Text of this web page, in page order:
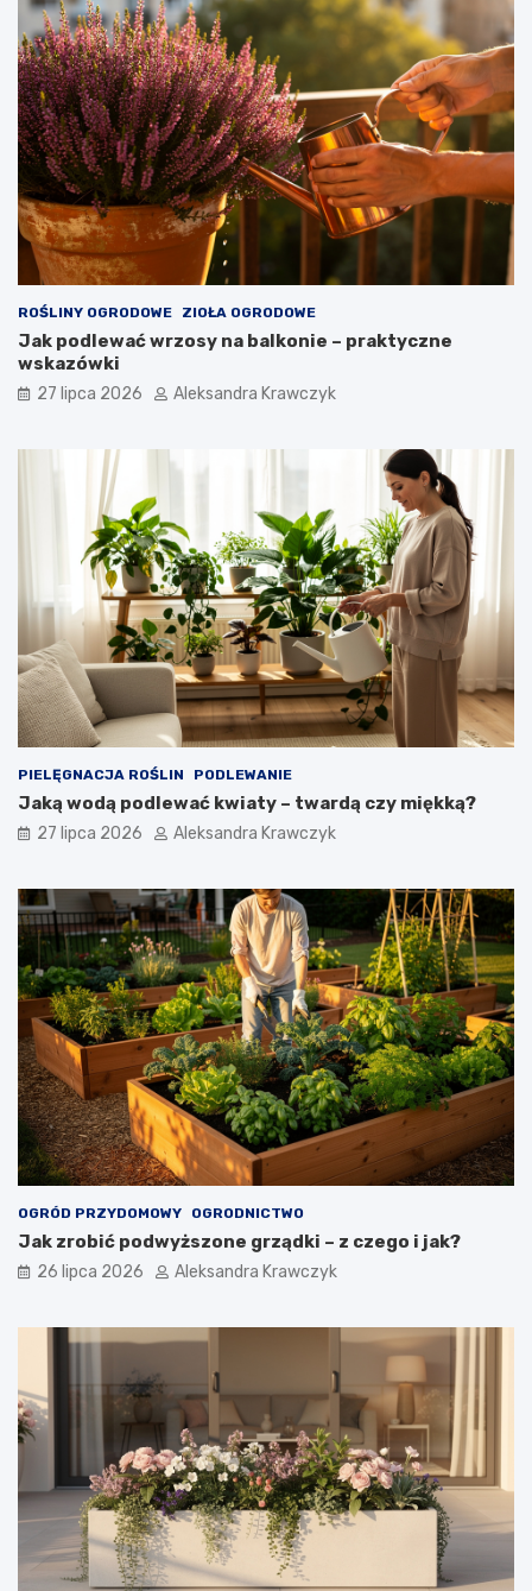
ROŚLINY OGRODOWE ZIOŁA OGRODOWE
Jak podlewać wrzosy na balkonie – praktyczne
wskazówki
27 lipca 2026 Aleksandra Krawczyk
PIELĘGNACJA ROŚLIN PODLEWANIE
Jaką wodą podlewać kwiaty – twardą czy miękką?
27 lipca 2026 Aleksandra Krawczyk
OGRÓD PRZYDOMOWY OGRODNICTWO
Jak zrobić podwyższone grządki – z czego i jak?
26 lipca 2026 Aleksandra Krawczyk